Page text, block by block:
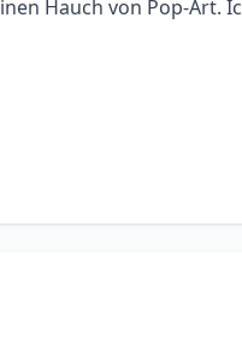
Hauch von Pop-Art.